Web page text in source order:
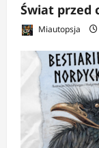
Świat przed
Miautopsja